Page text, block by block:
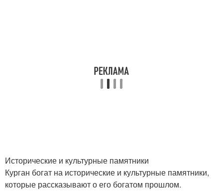
Исторические и культурные памятники
Курган богат на исторические и культурные памятники,
которые рассказывают о его богатом прошлом.